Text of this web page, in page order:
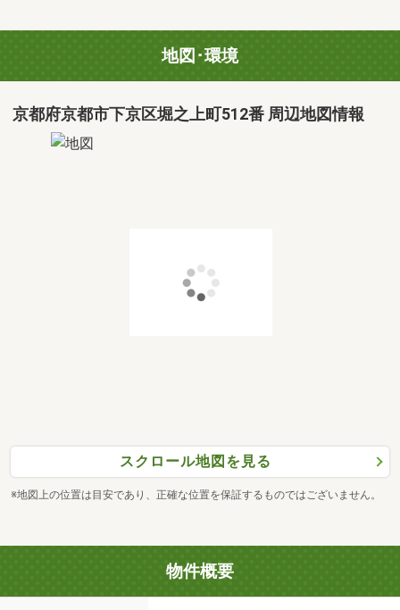
地図･環境
京都府京都市下京区堀之上町512番 周辺地図情報
スクロール地図を見る
※地図上の位置は目安であり、正確な位置を保証するものではございません。
物件概要